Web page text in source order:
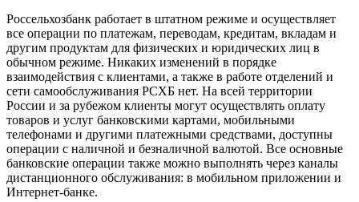
Россельхозбанк работает в штатном режиме и осуществляет
все операции по платежам, переводам, кредитам, вкладам и
другим продуктам для физических и юридических лиц в
обычном режиме. Никаких изменений в порядке
взаимодействия с клиентами, а также в работе отделений и
сети самообслуживания РСХБ нет. На всей территории
России и за рубежом клиенты могут осуществлять оплату
товаров и услуг банковскими картами, мобильными
телефонами и другими платежными средствами, доступны
операции с наличной и безналичной валютой. Все основные
банковские операции также можно выполнять через каналы
дистанционного обслуживания: в мобильном приложении и
Интернет-банке.